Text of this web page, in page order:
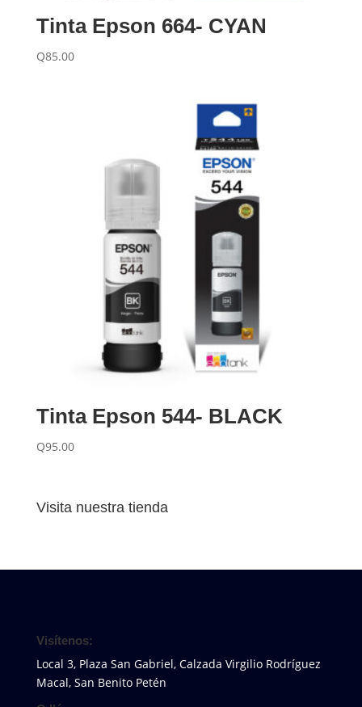
Tinta Epson 664- CYAN
Q85.00
Tinta Epson 544- BLACK
Q95.00
Visita nuestra tienda
Visítenos:
Local 3, Plaza San Gabriel, Calzada Virgilio Rodríguez
Macal, San Benito Petén